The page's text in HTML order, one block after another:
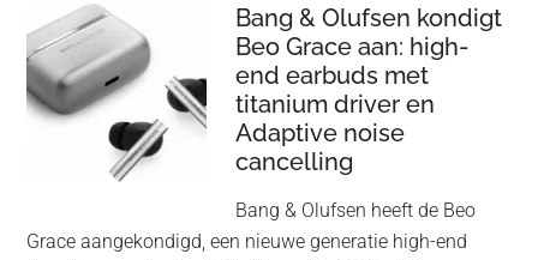
nu
ook
in
‘lossless’
kwaliteit
Bang & Olufsen kondigt
Beo Grace aan: high-
end earbuds met
titanium driver en
Adaptive noise
cancelling
Bang & Olufsen heeft de Beo
Grace aangekondigd, een nieuwe generatie high-end